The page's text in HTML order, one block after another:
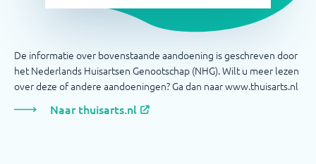
De informatie over bovenstaande aandoening is geschreven door
het Nederlands Huisartsen Genootschap (NHG). Wilt u meer lezen
over deze of andere aandoeningen? Ga dan naar www.thuisarts.nl
Naar thuisarts.nl